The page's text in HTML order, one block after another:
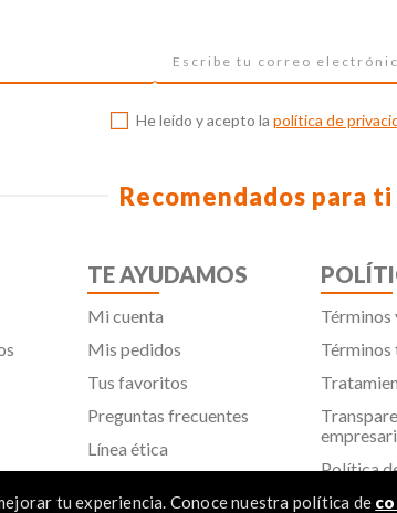
tu experiencia. Conoce nuestra política de
He leído y acepto la política de
Recomendados para ti
TE AYUDAMOS
Mi cuenta
Mis pedidos
Tus favoritos
Preguntas frecuentes
Línea ética
Términos
Política
Aviso de